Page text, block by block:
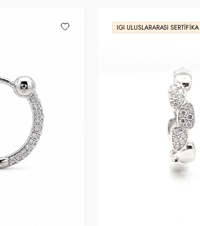
IGI ULUSLARARASI SERTIFIKA